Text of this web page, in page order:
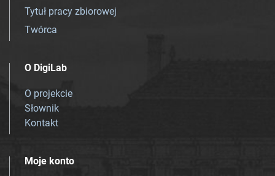
Tytuł pracy zbiorowej
Twórca
O DigiLab
O projekcie
Słownik
Kontakt
Moje konto